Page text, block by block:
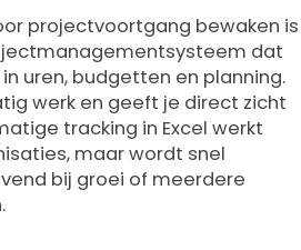
projectvoortgang bewaken is
dat
uren, budgetten en planning.
werk en geeft je direct zicht
tracking in Excel werkt
maar wordt snel
bij groei of meerdere